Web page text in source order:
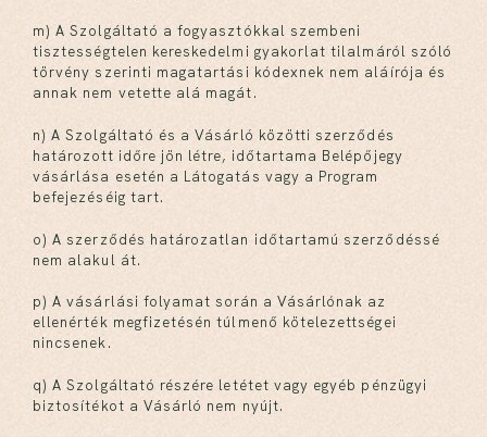
m) A Szolgáltató a fogyasztókkal szembeni
tisztességtelen kereskedelmi gyakorlat tilalmáról szóló
törvény szerinti magatartási kódexnek nem aláírója és
annak nem vetette alá magát.
n) A Szolgáltató és a Vásárló közötti szerződés
határozott időre jön létre, időtartama Belépőjegy
vásárlása esetén a Látogatás vagy a Program
befejezéséig tart.
o) A szerződés határozatlan időtartamú szerződéssé
nem alakul át.
p) A vásárlási folyamat során a Vásárlónak az
ellenérték megfizetésén túlmenő kötelezettségei
nincsenek.
q) A Szolgáltató részére letétet vagy egyéb pénzügyi
biztosítékot a Vásárló nem nyújt.